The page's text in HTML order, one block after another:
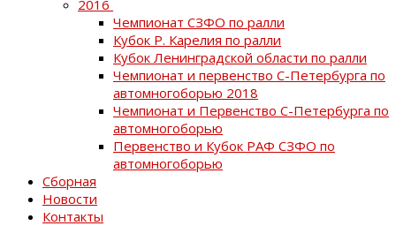
2016
Чемпионат СЗФО по ралли
Кубок Р. Карелия по ралли
Кубок Ленинградской области по ралли
Чемпионат и первенство С-Петербурга по
автомногоборью 2018
Чемпионат и Первенство С-Петербурга по
автомногоборью
Первенство и Кубок РАФ СЗФО по
автомногоборью
Сборная
Новости
Контакты